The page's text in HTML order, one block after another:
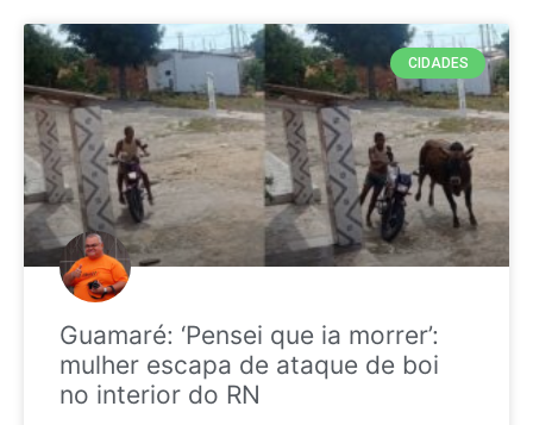
CIDADES
Guamaré: ‘Pensei que ia morrer’:
mulher escapa de ataque de boi
no interior do RN